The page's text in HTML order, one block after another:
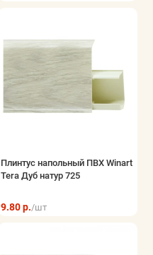
Плинтус напольный ПВХ Winart
Tera Дуб натур 725
9.80 р./шт